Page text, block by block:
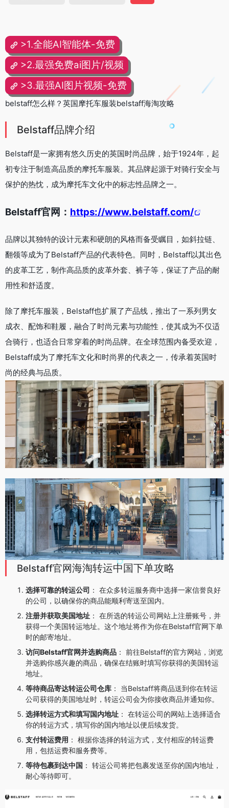
>1.全能AI智能体-免费
>2.最强免费ai图片/视频
>3.最强AI图片视频-免费
belstaff怎么样？英国摩托车服装belstaff海淘攻略
Belstaff品牌介绍
Belstaff是一家拥有悠久历史的英国时尚品牌，始于1924年，起
初专注于制造高品质的摩托车服装。其品牌起源于对骑行安全与
保护的热忱，成为摩托车文化中的标志性品牌之一。
Belstaff官网： https://www.belstaff.com/
品牌以其独特的设计元素和硬朗的风格而备受瞩目，如斜拉链、
翻领等成为了Belstaff产品的代表特色。同时，Belstaff以其出色
的皮革工艺，制作高品质的皮革外套、裤子等，保证了产品的耐
用性和舒适度。
除了摩托车服装，Belstaff也扩展了产品线，推出了一系列男女
成衣、配饰和鞋履，融合了时尚元素与功能性，使其成为不仅适
合骑行，也适合日常穿着的时尚品牌。在全球范围内备受欢迎，
Belstaff成为了摩托车文化和时尚界的代表之一，传承着英国时
尚的经典与品质。
Belstaff官网海淘转运中国下单攻略
选择可靠的转运公司 ： 在众多转运服务商中选择一家信誉良好
的公司，以确保你的商品能顺利寄送至国内。
注册并获取美国地址 ： 在所选的转运公司网站上注册账号，并
获得一个美国转运地址。这个地址将作为你在Belstaff官网下单
时的邮寄地址。
访问Belstaff官网并选购商品 ： 前往Belstaff的官方网站，浏览
并选购你感兴趣的商品，确保在结账时填写你获得的美国转运
地址。
等待商品寄达转运公司仓库 ： 当Belstaff将商品送到你在转运
公司获得的美国地址时，转运公司会为你接收商品并通知你。
选择转运方式和填写国内地址 ： 在转运公司的网站上选择适合
你的转运方式，填写你的国内地址以便后续发货。
支付转运费用 ： 根据你选择的转运方式，支付相应的转运费
用，包括运费和服务费等。
等待包裹到达中国 ： 转运公司将把包裹发送至你的国内地址，
耐心等待即可。